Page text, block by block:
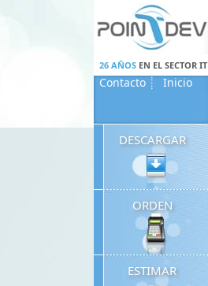
26 AÑOSEN EL SECTOR IT
Contacto Inicio
DESCARGAR
ORDEN
ESTIMAR
Panneau de gestion des cookies